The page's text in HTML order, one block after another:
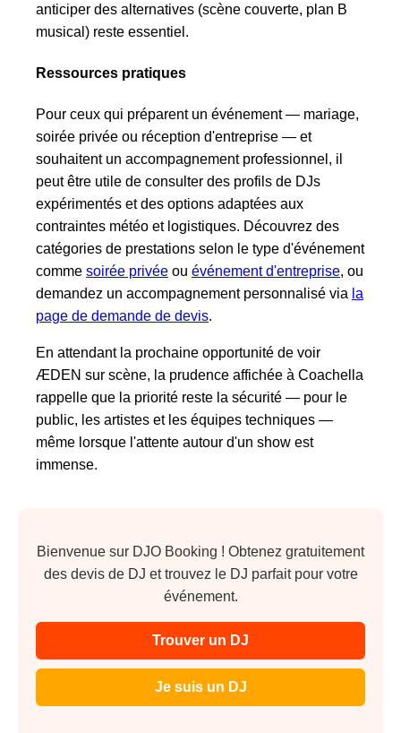
anticiper des alternatives (scène couverte, plan B
musical) reste essentiel.
Ressources pratiques
Pour ceux qui préparent un événement — mariage,
soirée privée ou réception d'entreprise — et
souhaitent un accompagnement professionnel, il
peut être utile de consulter des profils de DJs
expérimentés et des options adaptées aux
contraintes météo et logistiques. Découvrez des
catégories de prestations selon le type d'événement
comme soirée privée ou événement d'entreprise, ou
demandez un accompagnement personnalisé via la
page de demande de devis.
En attendant la prochaine opportunité de voir
ÆDEN sur scène, la prudence affichée à Coachella
rappelle que la priorité reste la sécurité — pour le
public, les artistes et les équipes techniques —
même lorsque l'attente autour d'un show est
immense.
Bienvenue sur DJO Booking ! Obtenez gratuitement
des devis de DJ et trouvez le DJ parfait pour votre
événement.
Trouver un DJ
Je suis un DJ